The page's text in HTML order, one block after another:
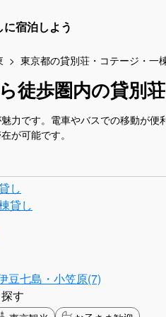
宿泊しよう
東京都の貸別荘・コテージ・一
徒歩圏内の貸別
力です。電車やバスでの移動が
が可能です。
し
貸し
豆七島・小笠原(7)
す